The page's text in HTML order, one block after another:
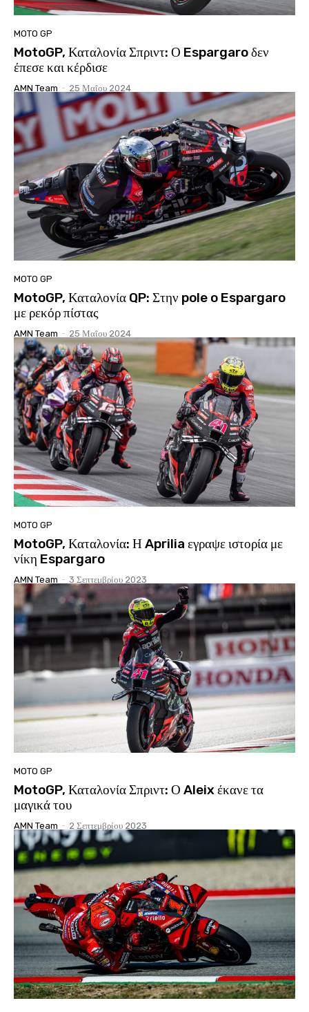
MOTO GP
MotoGP, Καταλονία Σπριντ: Ο Espargaro δεν
έπεσε και κέρδισε
AMN Team - 25 Μαΐου 2024
MOTO GP
MotoGP, Καταλονία QP: Στην pole o Espargaro
με ρεκόρ πίστας
AMN Team - 25 Μαΐου 2024
MOTO GP
MotoGP, Καταλονία: Η Aprilia εγραψε ιστορία με
νίκη Espargaro
AMN Team - 3 Σεπτεμβρίου 2023
MOTO GP
MotoGP, Καταλονία Σπριντ: Ο Aleix έκανε τα
μαγικά του
AMN Team - 2 Σεπτεμβρίου 2023